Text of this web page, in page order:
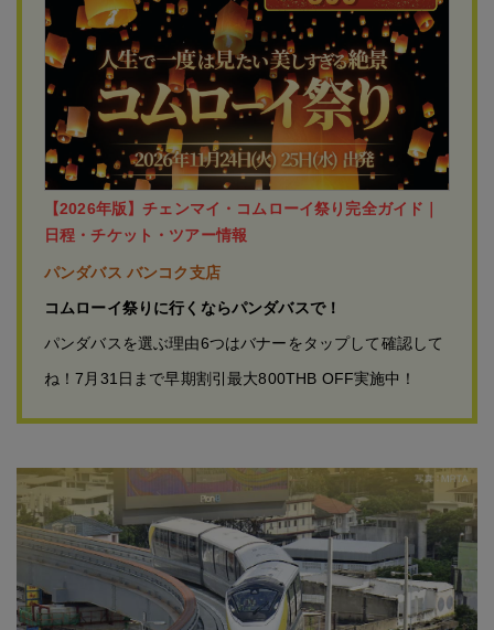
【2026年版】チェンマイ・コムローイ祭り完全ガイド｜
日程・チケット・ツアー情報
パンダバス バンコク支店
コムローイ祭りに行くならパンダバスで！
パンダバスを選ぶ理由6つはバナーをタップして確認して
ね！7月31日まで早期割引最大800THB OFF実施中！